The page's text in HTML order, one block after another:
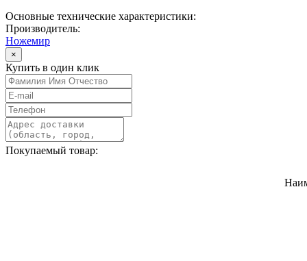
Основные технические характеристики:
Производитель:
Ножемир
×
Купить в один клик
Покупаемый товар: